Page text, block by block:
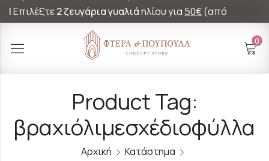
|Επιλέξτε2 ζευγάρια γυαλιάηλίου για 50€(από
0
Product Tag:
βραχιόλιμεσχέδιοφύλλα
Αρχική
Κατάστημα